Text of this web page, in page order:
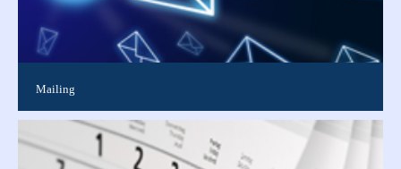
Mailing
Ideal, um neue Kunden zu gewinnen, bestehende Kunden über
Neuigkeiten zu informieren oder Dankesschreiben zu
versenden. Wir erstellen für...